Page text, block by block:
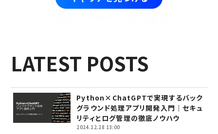
LATEST POSTS
Python×ChatGPTで実現するバック
グラウンド処理アプリ開発入門｜セキュ
リティとログ管理の徹底ノウハウ
2024.12.28 13:00